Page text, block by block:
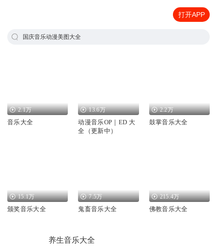
打开APP
国庆音乐动漫美图大全
2.1万
音乐大全
13.6万
动漫音乐OP｜ED 大
全（更新中）
2.2万
鼓掌音乐大全
15.1万
颁奖音乐大全
7.5万
鬼畜音乐大全
215.4万
佛教音乐大全
养生音乐大全